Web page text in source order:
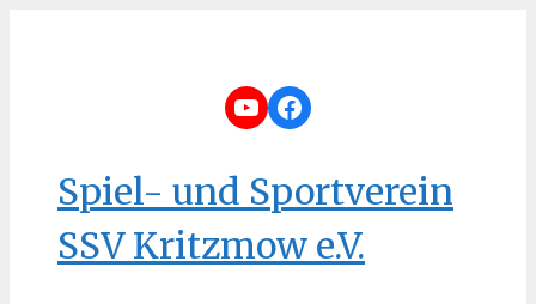
YouTube
Facebook
Spiel- und Sportverein
SSV Kritzmow e.V.